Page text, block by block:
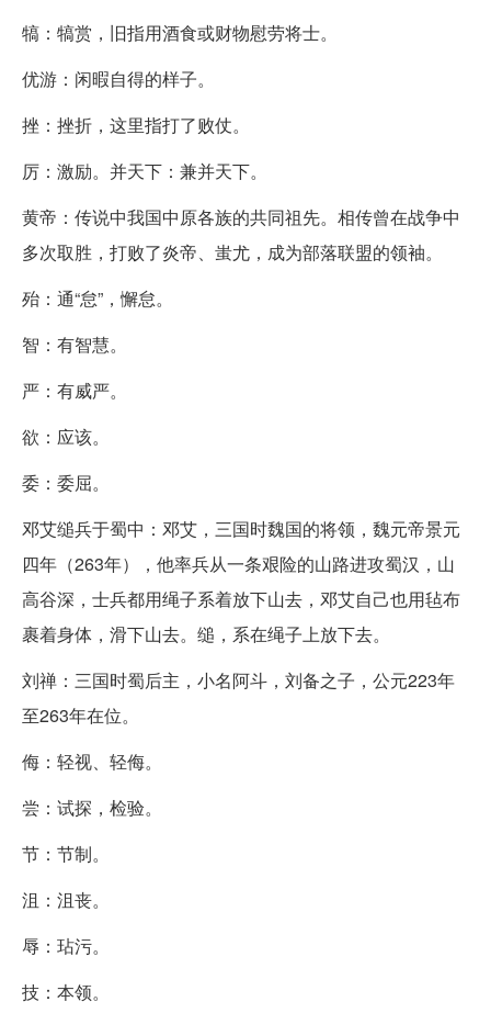
犒：犒赏，旧指用酒食或财物慰劳将士。
优游：闲暇自得的样子。
挫：挫折，这里指打了败仗。
厉：激励。并天下：兼并天下。
黄帝：传说中我国中原各族的共同祖先。相传曾在战争中
多次取胜，打败了炎帝、蚩尤，成为部落联盟的领袖。
殆：通“怠”，懈怠。
智：有智慧。
严：有威严。
欲：应该。
委：委屈。
邓艾缒兵于蜀中：邓艾，三国时魏国的将领，魏元帝景元
四年（263年），他率兵从一条艰险的山路进攻蜀汉，山
高谷深，士兵都用绳子系着放下山去，邓艾自己也用毡布
裹着身体，滑下山去。缒，系在绳子上放下去。
刘禅：三国时蜀后主，小名阿斗，刘备之子，公元223年
至263年在位。
侮：轻视、轻侮。
尝：试探，检验。
节：节制。
沮：沮丧。
辱：玷污。
技：本领。